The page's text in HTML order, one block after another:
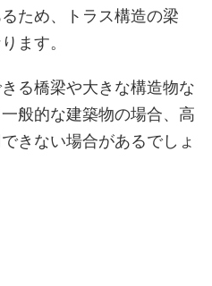
ため、トラス構造の梁
ます。
る橋梁や大きな構造物な
般的な建築物の場合、高
きない場合があるでしょ